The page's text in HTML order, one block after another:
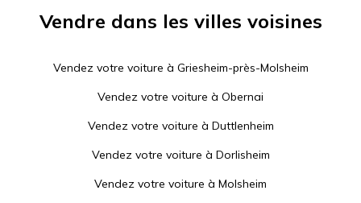
Vendre dans les villes voisines
Vendez votre voiture à Griesheim-près-Molsheim
Vendez votre voiture à Obernai
Vendez votre voiture à Duttlenheim
Vendez votre voiture à Dorlisheim
Vendez votre voiture à Molsheim